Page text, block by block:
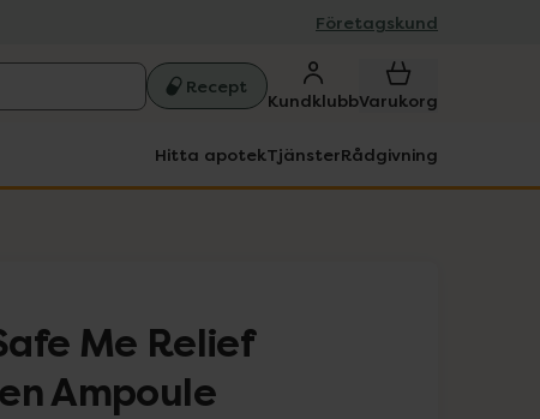
Företagskund
Recept
KundklubbVarukorg
Hitta apotekTjänsterRådgivning
Me Relief
Ampoule